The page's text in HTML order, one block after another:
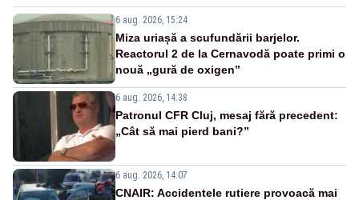
6 aug. 2026, 15:24
Miza uriașă a scufundării barjelor.
Reactorul 2 de la Cernavodă poate primi o
nouă „gură de oxigen”
6 aug. 2026, 14:38
Patronul CFR Cluj, mesaj fără precedent:
„Cât să mai pierd bani?”
6 aug. 2026, 14:07
CNAIR: Accidentele rutiere provoacă mai